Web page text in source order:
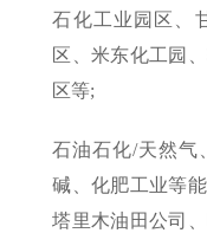
石化工业园区、
区、米东化工园
区等;
石油石化/天然气
碱、化肥工业等
塔里木油田公司